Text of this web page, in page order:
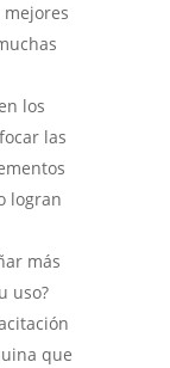
los
las
logran
más
uso?
que